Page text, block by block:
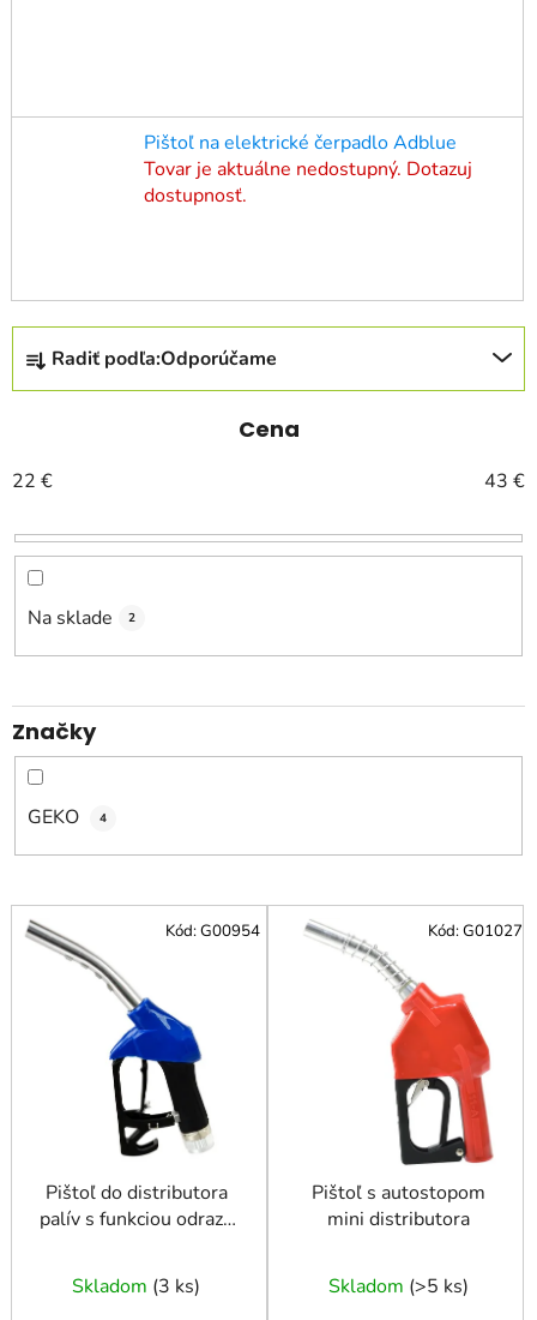
Pištoľ na elektrické čerpadlo Adblue
Tovar je aktuálne nedostupný. Dotazuj
dostupnosť.
R
a
d
n
i
e
p
o
d
k
t
o
Radiť podľa:Odporúčame
Cena
22 € 43 €
Na sklade 2
Značky
GEKO 4
V
ý
Pištoľ do distributora
palív s funkciou odrazu
Skladom (3 ks)
Kód:G00954
Pištoľ s autostopom
mini distributora
Skladom (>5 ks)
Kód:G01027